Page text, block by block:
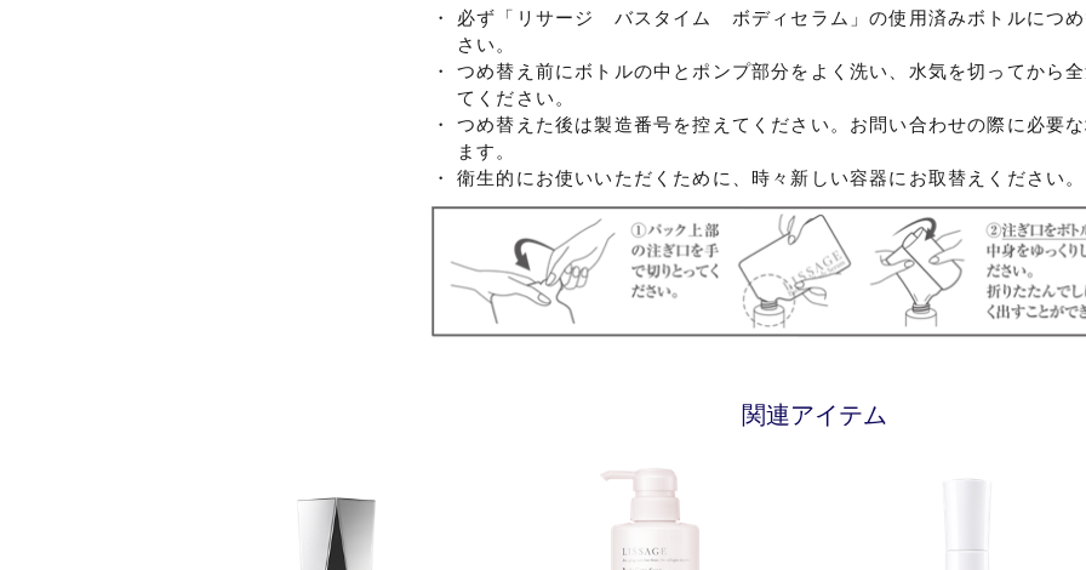
・
必ず「リサージ バスタイム ボディセラム」の使用済みボトルにつ
さい。
・
つめ替え前にボトルの中とポンプ部分をよく洗い、水気を切ってから
てください。
・
つめ替えた後は製造番号を控えてください。お問い合わせの際に必要
ます。
・
衛生的にお使いいただくために、時々新しい容器にお取替えください。
関連アイテム